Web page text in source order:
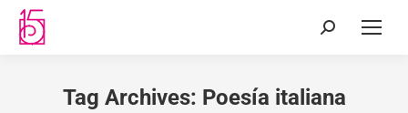
Tag Archives: Poesía italiana